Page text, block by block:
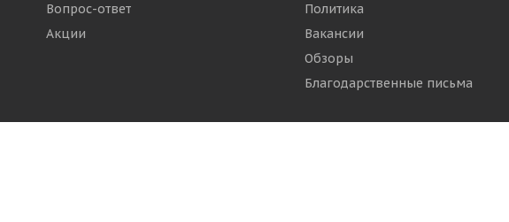
Вопрос-ответ
Акции
Политика
Вакансии
Обзоры
Благодарственные письма